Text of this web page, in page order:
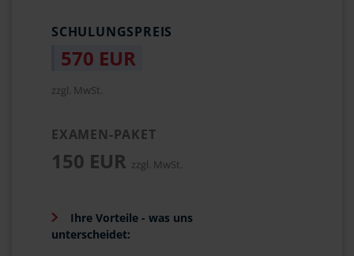
SCHULUNGSPREIS
570 EUR
zzgl. MwSt.
EXAMEN-PAKET
150 EUR zzgl. MwSt.
Ihre Vorteile - was uns
unterscheidet: